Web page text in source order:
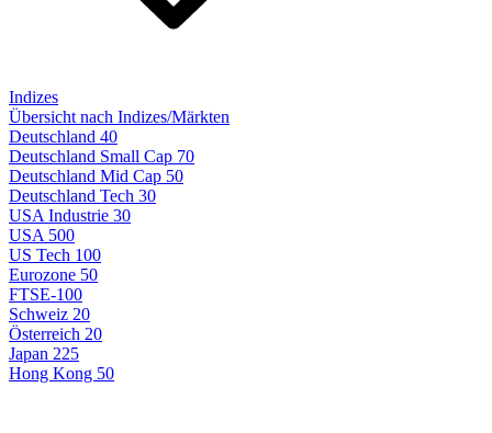
Indizes
Übersicht nach Indizes/Märkten
Deutschland 40
Deutschland Small Cap 70
Deutschland Mid Cap 50
Deutschland Tech 30
USA Industrie 30
USA 500
US Tech 100
Eurozone 50
FTSE-100
Schweiz 20
Österreich 20
Japan 225
Hong Kong 50